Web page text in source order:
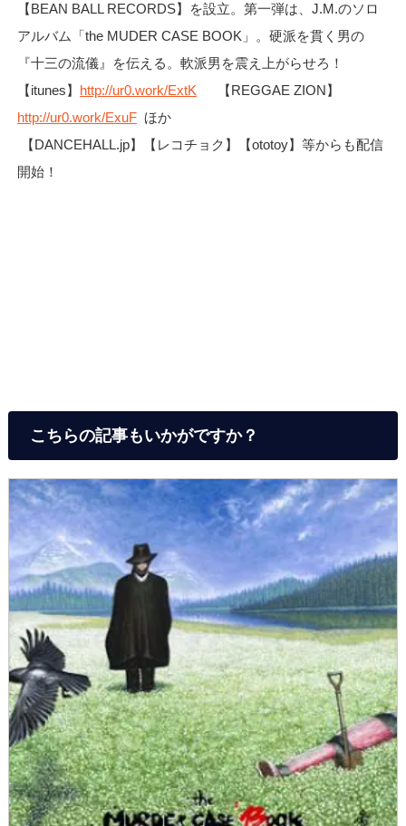
【BEAN BALL RECORDS】を設立。第一弾は、J.M.のソロ
アルバム「the MUDER CASE BOOK」。硬派を貫く男の
『十三の流儀』を伝える。軟派男を震え上がらせろ！
【itunes】 http://ur0.work/ExtK 【REGGAE ZION】
http://ur0.work/ExuFほか
【DANCEHALL.jp】【レコチョク】【ototoy】等からも配信
開始！
こちらの記事もいかがですか？